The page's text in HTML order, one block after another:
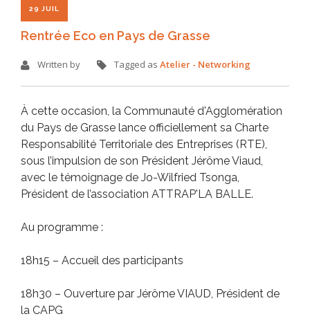
29 JUIL
Rentrée Eco en Pays de Grasse
Written by Tagged as Atelier - Networking
À cette occasion, la Communauté d'Agglomération
du Pays de Grasse lance officiellement sa Charte
Responsabilité Territoriale des Entreprises (RTE),
sous l’impulsion de son Président Jérôme Viaud,
avec le témoignage de Jo-Wilfried Tsonga,
Président de l’association ATTRAP'LA BALLE.
Au programme :
18h15 – Accueil des participants
18h30 – Ouverture par Jérôme VIAUD, Président de
la CAPG